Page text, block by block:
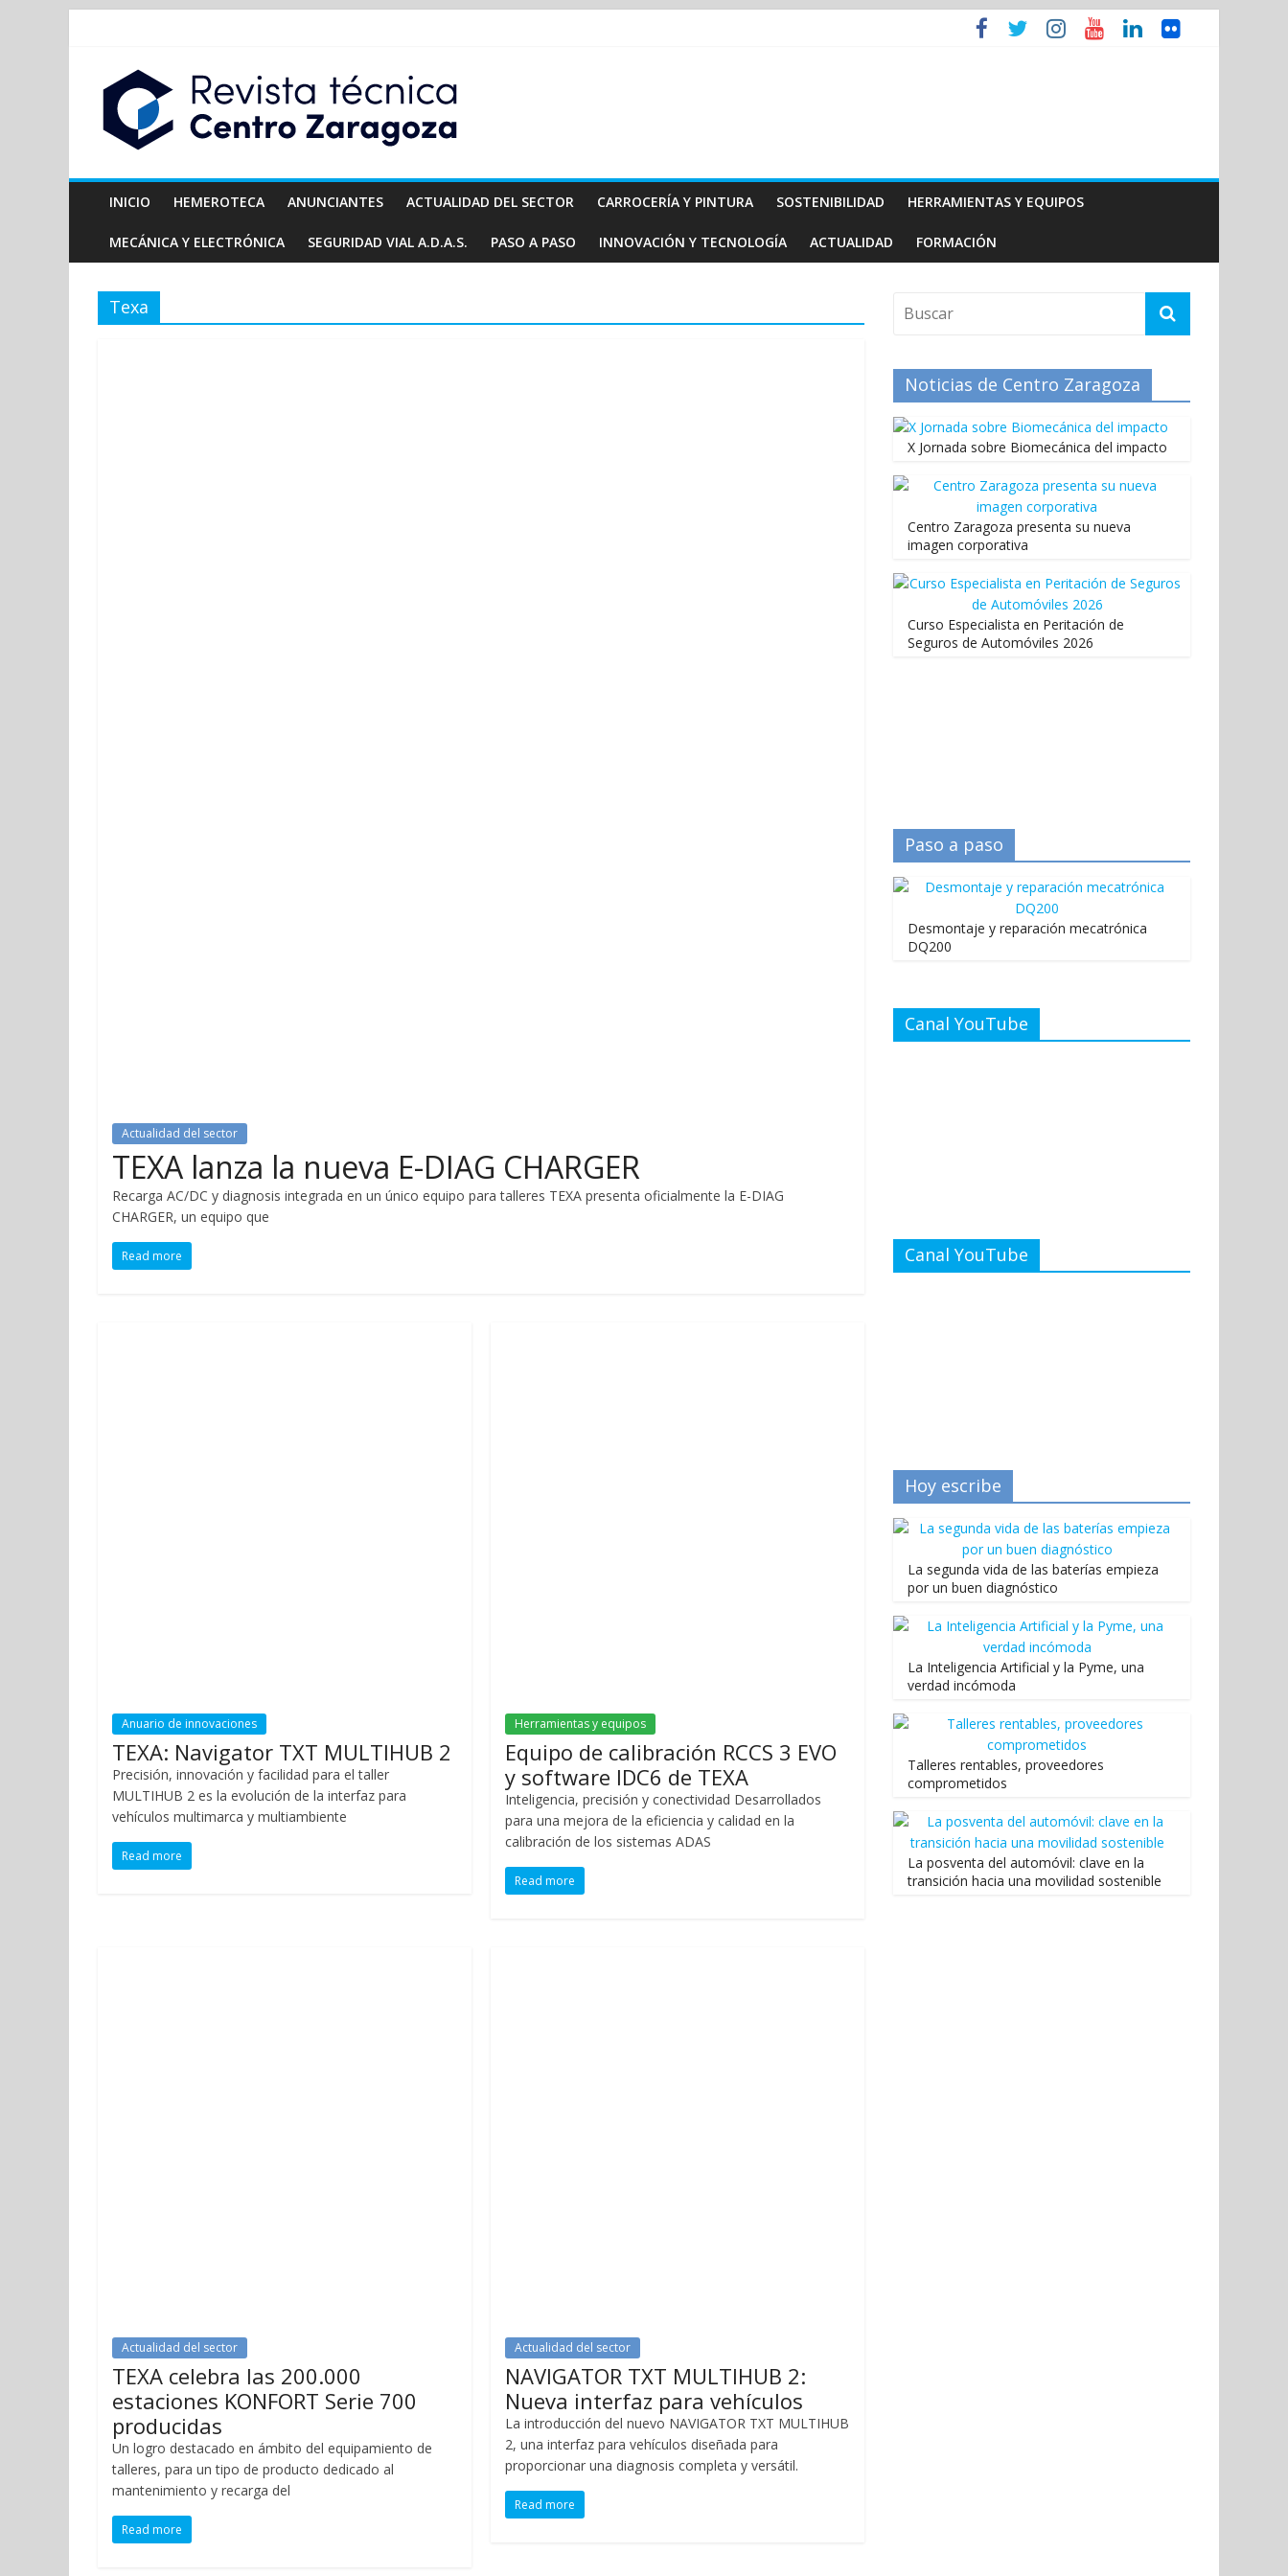
INICIO HEMEROTECA ANUNCIANTES ACTUALIDAD DEL SECTOR CARROCERÍA Y PINTURA SOSTENIBILIDAD HERRAMIENTAS Y EQUIPOS
MECÁNICA Y ELECTRÓNICA SEGURIDAD VIAL A.D.A.S. PASO A PASO INNOVACIÓN Y TECNOLOGÍA ACTUALIDAD FORMACIÓN
Texa
Actualidad del sector
TEXA lanza la nueva E-DIAG CHARGER
Recarga AC/DC y diagnosis integrada en un único equipo para talleres TEXA presenta oficialmente la E-DIAG
CHARGER, un equipo que
Read more
Anuario de innovaciones
TEXA: Navigator TXT MULTIHUB 2
Precisión, innovación y facilidad para el taller
MULTIHUB 2 es la evolución de la interfaz para
vehículos multimarca y multiambiente
Read more
Herramientas y equipos
Equipo de calibración RCCS 3 EVO
y software IDC6 de TEXA
Inteligencia, precisión y conectividad Desarrollados
para una mejora de la eficiencia y calidad en la
calibración de los sistemas ADAS
Read more
Actualidad del sector
TEXA celebra las 200.000
estaciones KONFORT Serie 700
producidas
Un logro destacado en ámbito del equipamiento de
talleres, para un tipo de producto dedicado al
mantenimiento y recarga del
Read more
Actualidad del sector
NAVIGATOR TXT MULTIHUB 2:
Nueva interfaz para vehículos
La introducción del nuevo NAVIGATOR TXT MULTIHUB
2, una interfaz para vehículos diseñada para
proporcionar una diagnosis completa y versátil.
Read more
Noticias de Centro Zaragoza
X Jornada sobre Biomecánica del impacto
Centro Zaragoza presenta su nueva
imagen corporativa
Curso Especialista en Peritación de
Seguros de Automóviles 2026
Paso a paso
Desmontaje y reparación mecatrónica
DQ200
Canal YouTube
Canal YouTube
Hoy escribe
La segunda vida de las baterías empieza
por un buen diagnóstico
La Inteligencia Artificial y la Pyme, una
verdad incómoda
Talleres rentables, proveedores
comprometidos
La posventa del automóvil: clave en la
transición hacia una movilidad sostenible